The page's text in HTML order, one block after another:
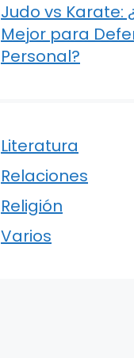
Judo vs Karate:
Mejor para
Personal?
Literatura
Relaciones
Religión
Varios